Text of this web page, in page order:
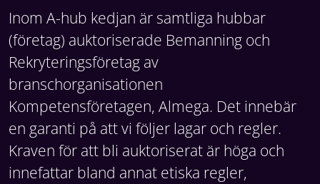
Inom A-hub kedjan är samtliga hubbar
(företag) auktoriserade Bemanning och
Rekryteringsföretag av
branschorganisationen
Kompetensföretagen, Almega. Det innebär
en garanti på att vi följer lagar och regler.
Kraven för att bli auktoriserat är höga och
innefattar bland annat etiska regler,